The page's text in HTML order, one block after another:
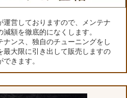
運営しておりますので、メンテナ
額を徹底的になくします。
ンス、独自のチューニングをし
最大限に引き出して販売しますの
きます。